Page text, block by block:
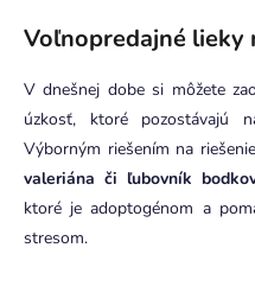
Voľnopredajné lieky
V dnešnej dobe si môžete
úzkosť, ktoré pozostávajú
Výborným riešením na
valeriána či ľubovník
ktoré je adoptogénom a
stresom.